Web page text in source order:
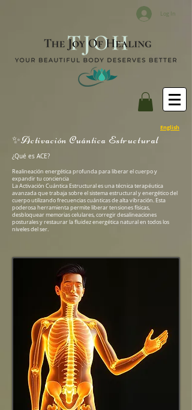
Log In
English
✨Activación Cuántica Estructural
¿Qué es ACE?
Realineación energética profunda para liberar el cuerpo y
expandir tu conciencia
La Activación Cuántica Estructural es una técnica terapéutica
avanzada que trabaja sobre el sistema estructural y energético del
cuerpo utilizando frecuencias cuánticas de alta vibración. Esta
poderosa herramienta permite liberar tensiones físicas,
desbloquear memorias celulares, corregir desalineaciones
posturales y restaurar la fluidez energética natural en todos los
niveles del ser.